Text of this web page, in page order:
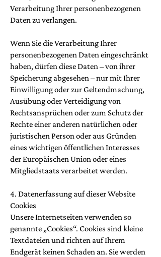
Verarbeitung Ihrer personenbezogenen
Daten zu verlangen.
Wenn Sie die Verarbeitung Ihrer
personenbezogenen Daten eingeschränkt
haben, dürfen diese Daten – von ihrer
Speicherung abgesehen – nur mit Ihrer
Einwilligung oder zur Geltendmachung,
Ausübung oder Verteidigung von
Rechtsansprüchen oder zum Schutz der
Rechte einer anderen natürlichen oder
juristischen Person oder aus Gründen
eines wichtigen öffentlichen Interesses
der Europäischen Union oder eines
Mitgliedstaats verarbeitet werden.
4. Datenerfassung auf dieser Website
Cookies
Unsere Internetseiten verwenden so
genannte „Cookies“. Cookies sind kleine
Textdateien und richten auf Ihrem
Endgerät keinen Schaden an. Sie werden